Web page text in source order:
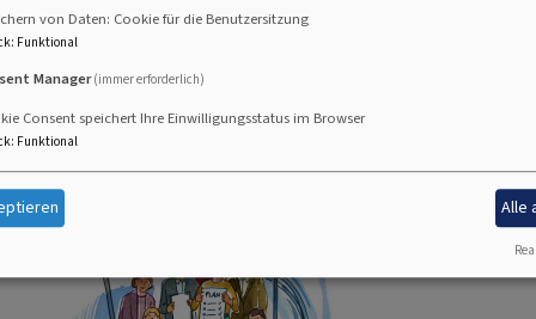
Ansprechpersonen im südl. Dekanat 254.95 KB
von Daten: Cookie für die Benutzersitzung
: Funktional
Manager(immer erforderlich)
Consent speichert Ihre Einwilligungsstatus im Browser
: Funktional
Alle